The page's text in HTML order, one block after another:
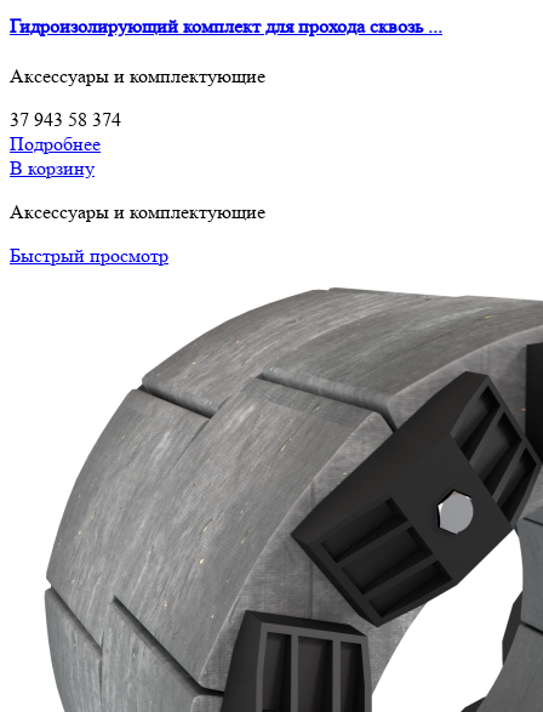
Гидроизолирующий комплект для прохода сквозь ...
Аксессуары и комплектующие
37 943 58 374
Подробнее
В корзину
Аксессуары и комплектующие
Быстрый просмотр